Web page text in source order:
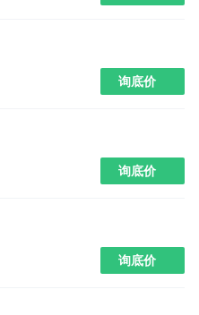
询底价
询底价
询底价